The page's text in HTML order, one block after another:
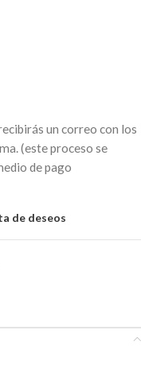
un correo con los
(este proceso se
de pago
de deseos